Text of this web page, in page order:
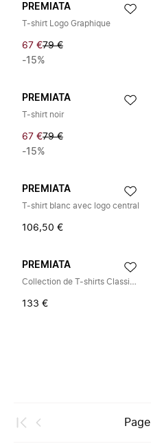
PREMIATA
T-shirt Logo Graphique
67 €79 €
-15%
PREMIATA
T-shirt noir
67 €79 €
-15%
PREMIATA
T-shirt blanc avec logo central
106,50 €
PREMIATA
Collection de T-shirts Classiques
133 €
Page